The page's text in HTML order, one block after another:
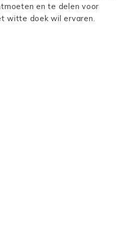
en te delen voor
witte doek wil ervaren.